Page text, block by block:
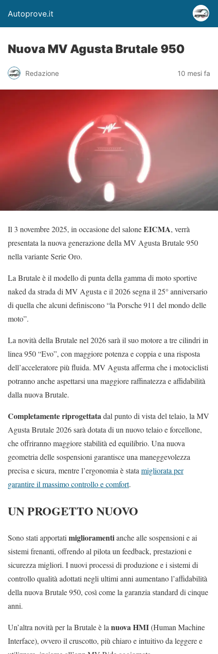
Autoprove.it
Nuova MV Agusta Brutale 950
Redazione 10 mesi fa
Il 3 novembre 2025, in occasione del saloneEICMA, verrà
presentata la nuova generazione della MV Agusta Brutale 950
nella variante Serie Oro.
La Brutale è il modello di punta della gamma di moto sportive
naked da strada di MV Agusta e il 2026 segna il 25° anniversario
di quella che alcuni definiscono “la Porsche 911 del mondo delle
moto”.
La novità della Brutale nel 2026 sarà il suo motore a tre cilindri in
linea 950 “Evo”, con maggiore potenza e coppia e una risposta
dell’acceleratore più fluida. MV Agusta afferma che i motociclisti
potranno anche aspettarsi una maggiore raffinatezza e affidabilità
dalla nuova Brutale.
Completamente riprogettatadal punto di vista del telaio, la MV
Agusta Brutale 2026 sarà dotata di un nuovo telaio e forcellone,
che offriranno maggiore stabilità ed equilibrio. Una nuova
geometria delle sospensioni garantisce una maneggevolezza
precisa e sicura, mentre l’ergonomia è stata migliorata per
garantire il massimo controllo e comfort.
UN PROGETTO NUOVO
Sono stati apportati miglioramentianche alle sospensioni e ai
sistemi frenanti, offrendo al pilota un feedback, prestazioni e
sicurezza migliori. I nuovi processi di produzione e i sistemi di
controllo qualità adottati negli ultimi anni aumentano l’affidabilità
della nuova Brutale 950, così come la garanzia standard di cinque
anni.
Un’altra novità per la Brutale è la nuova HMI(Human Machine
Interface), ovvero il cruscotto, più chiaro e intuitivo da leggere e